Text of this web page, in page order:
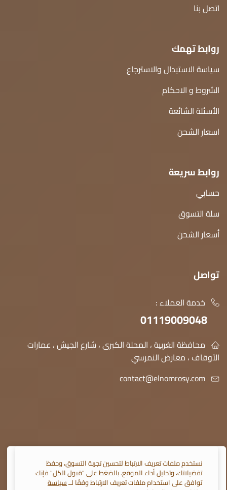
اتصل بنا
روابط تهمك
سياسة الاستبدال والاسترجاع
الشروط و الاحكام
الأسئلة الشائعة
اسعار الشحن
روابط سريعة
حسابي
سلة التسوق
أسعار الشحن
تواصل
خدمة العملاء :
01119009048
محافظة الغربية ، المحلة الكبرى ، شارع الجيش ، عمارات
الأوقاف ، معارض النمرسي
contact@elnomrosy.com
© 2026 النمرسي جميع الحقوق محفوظة
نستخدم ملفات تعريف الارتباط لتحسين تجربة التسوق، وحفظ
تفضيلاتك، وتحليل أداء الموقع. بالضغط على "قبول الكل" فإنك
توافق على استخدام ملفات تعريف الارتباط وفقًا لــسياسة